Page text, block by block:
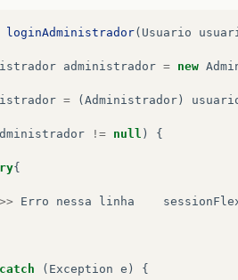
loginAdministrador( Usuario
administrador = new
= (Administrador)
!= null ) {
{
Erro nessa linha
catch ( Exception e ) {